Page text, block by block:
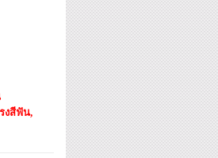
งสีฟัน,